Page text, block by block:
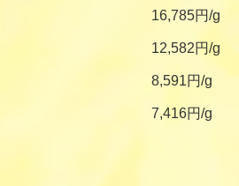
16,785円/g
12,582円/g
8,591円/g
7,416円/g